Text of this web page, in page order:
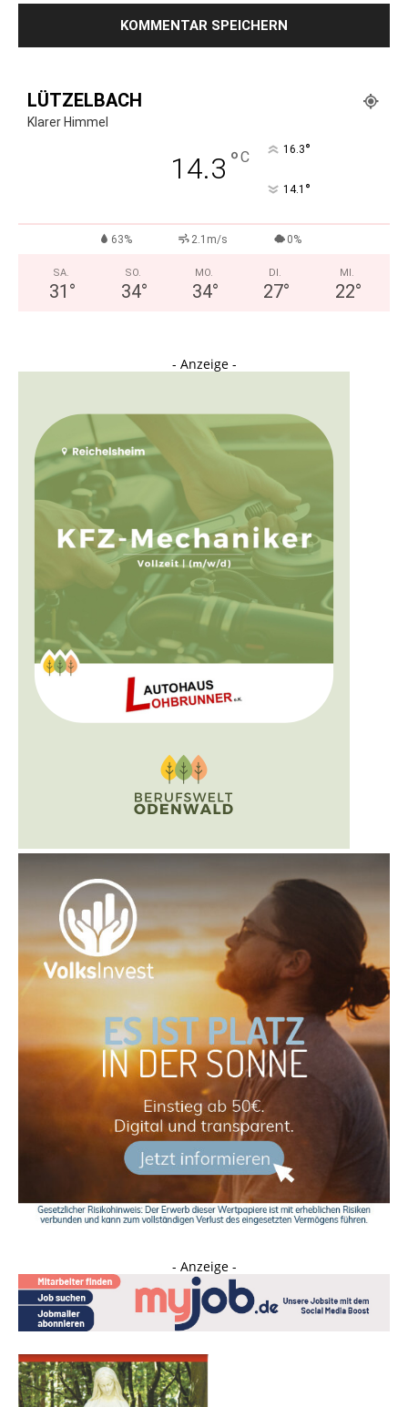
LÜTZELBACH
Klarer Himmel
14.3 °C 16.3°
14.1 °
63% 2.1m/s 0%
SA.
31 °
SO.
34°
MO.
34°
DI.
27°
MI.
22°
- Anzeige -
- Anzeige -